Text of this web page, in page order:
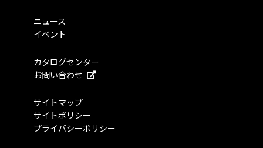
ニュース
イベント
カタログセンター
お問い合わせ
サイトマップ
サイトポリシー
プライバシーポリシー